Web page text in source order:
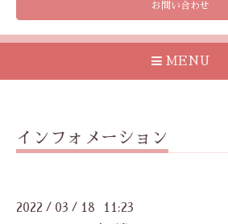
お問い合わせ
MENU
インフォメーション
2022 / 03 / 18 11:23